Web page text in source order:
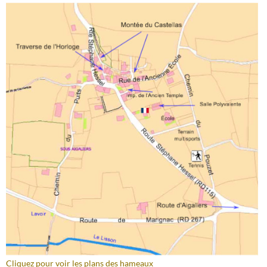
Cliquez pour voir les plans des hameaux